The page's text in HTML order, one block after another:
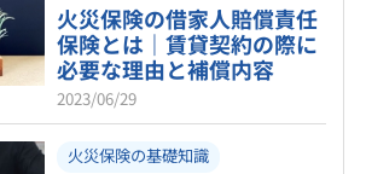
火災保険の借家人賠償責任
保険とは｜賃貸契約の際に
必要な理由と補償内容
2023/06/29
火災保険の基礎知識